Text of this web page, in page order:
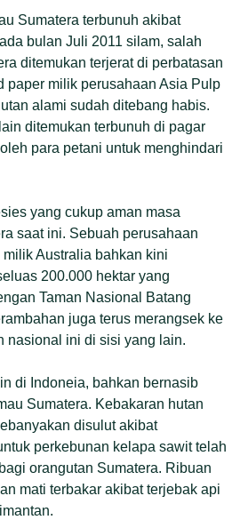
Sumatera terbunuh akibat
bulan Juli 2011 silam, salah
ditemukan terjerat di perbatasan
paper milik perusahaan Asia Pulp
alami sudah ditebang habis.
ditemukan terbunuh di pagar
para petani untuk menghindari
yang cukup aman masa
saat ini. Sebuah perusahaan
Australia bahkan kini
200.000 hektar yang
Taman Nasional Batang
juga terus merangsek ke
nasional ini di sisi yang lain.
di Indoneia, bahkan bernasib
Sumatera. Kebakaran hutan
disulut akibat
perkebunan kelapa sawit telah
orangutan Sumatera. Ribuan
mati terbakar akibat terjebak api